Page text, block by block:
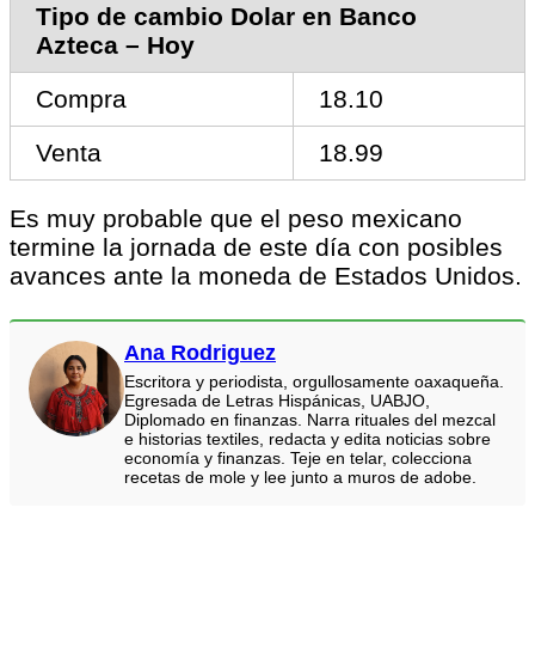
Tipo de cambio Dolar en Banco
Azteca – Hoy
Compra
18.10
Venta
18.99
Es muy probable que el peso mexicano
termine la jornada de este día con posibles
avances ante la moneda de Estados Unidos.
Ana Rodriguez
Escritora y periodista, orgullosamente oaxaqueña.
Egresada de Letras Hispánicas, UABJO,
Diplomado en finanzas. Narra rituales del mezcal
e historias textiles, redacta y edita noticias sobre
economía y finanzas. Teje en telar, colecciona
recetas de mole y lee junto a muros de adobe.